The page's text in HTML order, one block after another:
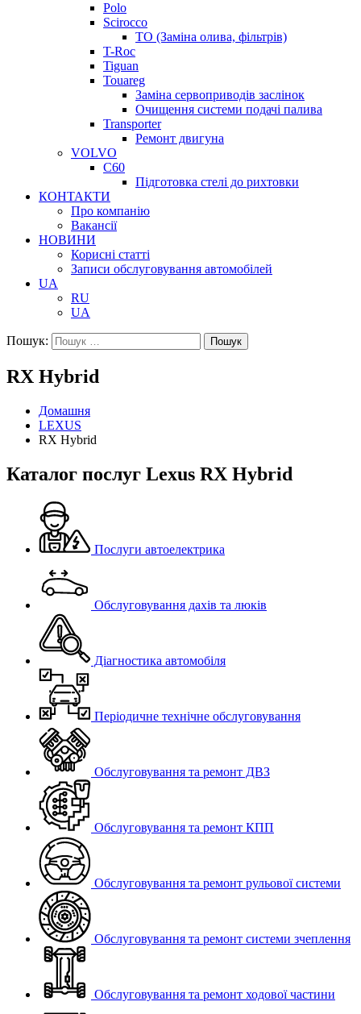
Polo
Scirocco
ТО (Заміна олива, фільтрів)
T-Roc
Tiguan
Touareg
Заміна сервоприводів заслінок
Очищення системи подачі палива
Transporter
Ремонт двигуна
VOLVO
C60
Підготовка стелі до рихтовки
КОНТАКТИ
Про компанію
Вакансії
НОВИНИ
Корисні статті
Записи обслуговування автомобілей
UA
RU
UA
Пошук: Пошук
RX Hybrid
Домашня
LEXUS
RX Hybrid
Каталог послуг Lexus RX Hybrid
Послуги автоелектрика
Обслуговування дахів та люків
Діагностика автомобіля
Періодичне технічне обслуговування
Обслуговування та ремонт ДВЗ
Обслуговування та ремонт КПП
Обслуговування та ремонт рульової системи
Обслуговування та ремонт системи зчеплення
Обслуговування та ремонт ходової частини